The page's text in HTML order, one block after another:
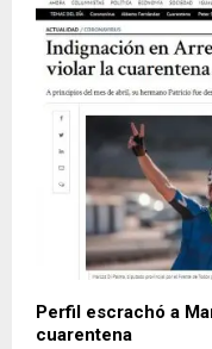
Perfil escrachó a
cuarentena